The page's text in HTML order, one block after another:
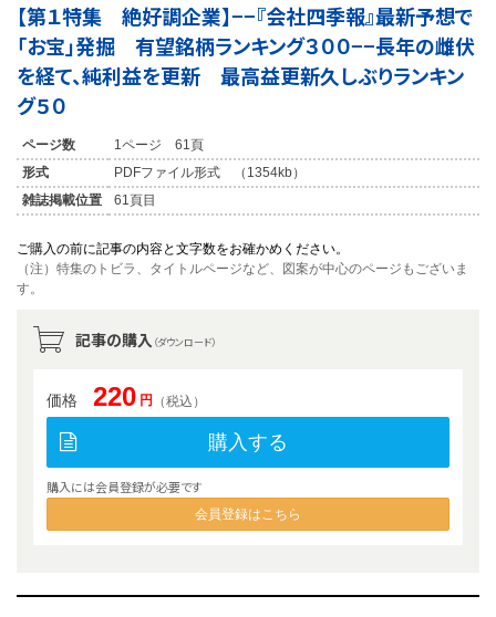
【第１特集 絶好調企業】−−『会社四季報』最新予想で
「お宝」発掘 有望銘柄ランキング３００−−長年の雌伏
を経て、純利益を更新 最高益更新久しぶりランキン
グ５０
ページ数
1ページ 61頁
形式
PDFファイル形式 （1354kb）
雑誌掲載位置
61頁目
ご購入の前に記事の内容と文字数をお確かめください。
（注）特集のトビラ、タイトルページなど、図案が中心のページもございま
す。
記事の購入 （ダウンロード）
価格 220 円 （税込）
購入する
購入には会員登録が必要です
会員登録はこちら